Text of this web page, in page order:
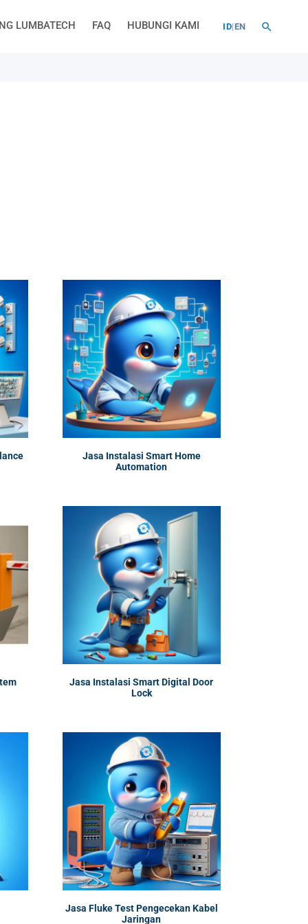
LUMBATECH FAQ HUBUNGI KAMI ID|EN
Jasa Instalasi Smart Home
Automation
Jasa Instalasi Smart Digital Door
Lock
Jasa Fluke Test Pengecekan Kabel
Jaringan